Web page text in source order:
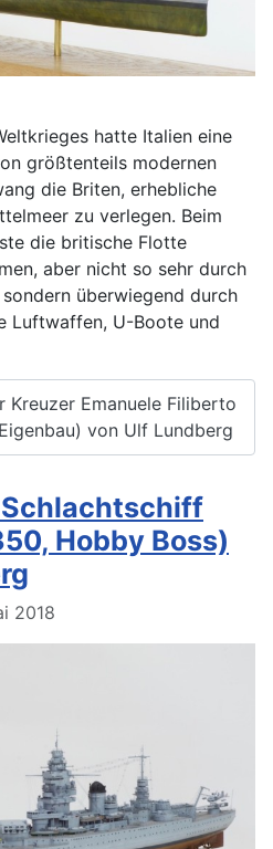
hatte Italien eine
größtenteils modernen
die Briten, erhebliche
zu verlegen. Beim
die britische Flotte
aber nicht so sehr durch
überwiegend durch
Luftwaffen, U-Boote und
Emanuele Filiberto
von Ulf Lundberg
Hobby Boss)
2018